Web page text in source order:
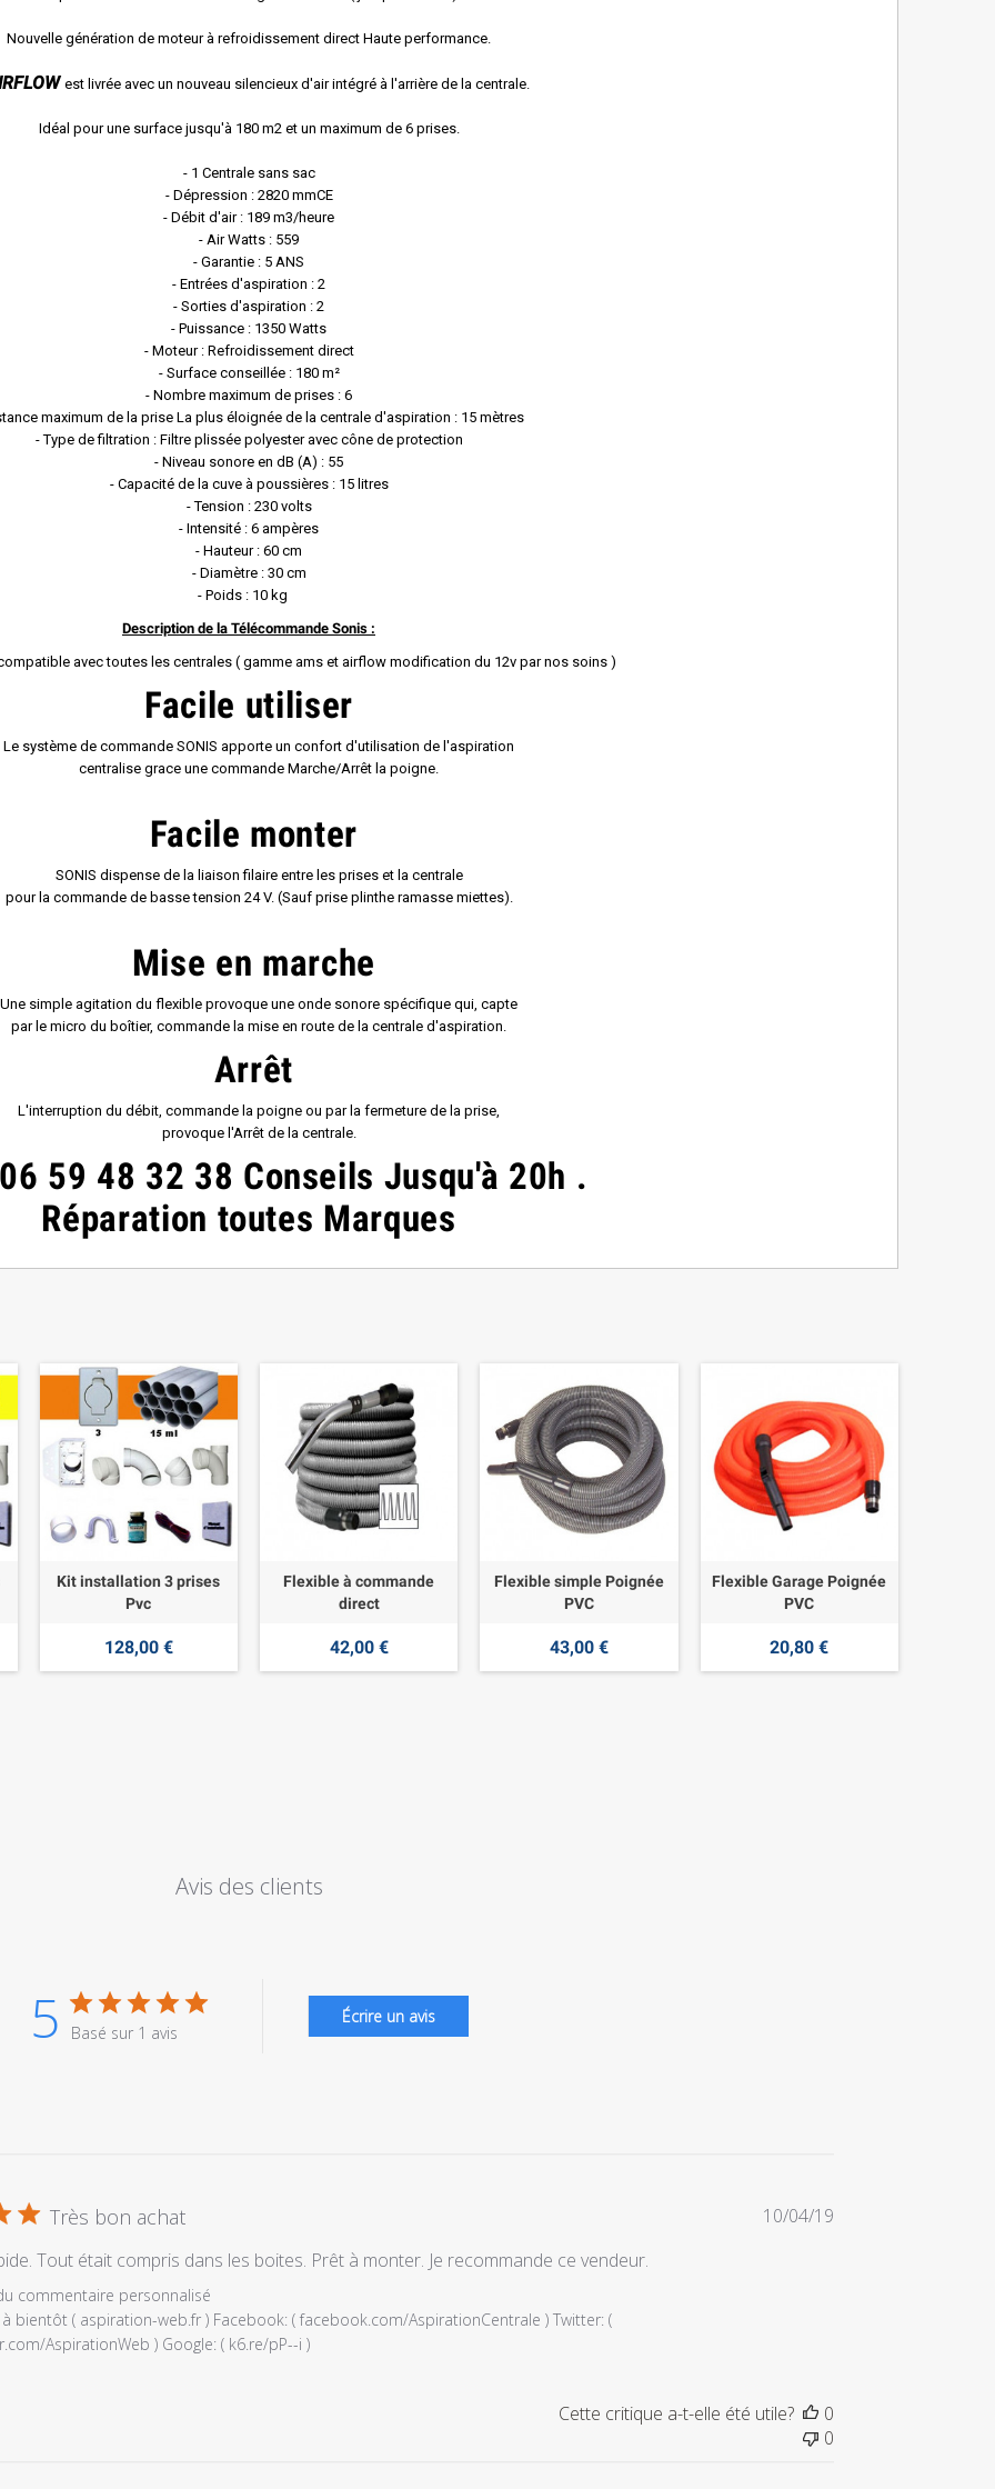
Nouvelle génération de moteur à refroidissement direct Haute performance.
est livrée avec un nouveau silencieux d'air intégré à l'arrière de la centrale.
Idéal pour une surface jusqu'à 180 m2 et un maximum de 6 prises.
- 1 Centrale sans sac
- Dépression : 2820 mmCE
- Débit d'air : 189 m3/heure
- Air Watts : 559
- Garantie : 5 ANS
- Entrées d'aspiration : 2
- Sorties d'aspiration : 2
- Puissance : 1350 Watts
- Moteur : Refroidissement direct
- Surface conseillée : 180 m²
- Nombre maximum de prises : 6
maximum de la prise La plus éloignée de la centrale d'aspiration : 15 mètres
- Type de filtration : Filtre plissée polyester avec cône de protection
- Niveau sonore en dB (A) : 55
- Capacité de la cuve à poussières : 15 litres
- Tension : 230 volts
- Intensité : 6 ampères
- Hauteur : 60 cm
- Diamètre : 30 cm
- Poids : 10 kg
Description de la Télécommande Sonis :
avec toutes les centrales ( gamme ams et airflow modification du 12v par nos soins )
Facile utiliser
système de commande SONIS apporte un confort d'utilisation de l'aspiration
centralise grace une commande Marche/Arrêt la poigne.
Facile monter
SONIS dispense de la liaison filaire entre les prises et la centrale
la commande de basse tension 24 V. (Sauf prise plinthe ramasse miettes).
Mise en marche
simple agitation du flexible provoque une onde sonore spécifique qui, capte
par le micro du boîtier, commande la mise en route de la centrale d'aspiration.
Arrêt
L'interruption du débit, commande la poigne ou par la fermeture de la prise,
provoque l'Arrêt de la centrale.
06 59 48 32 38 Conseils Jusqu'à 20h .
Réparation toutes Marques
Kit installation 3 prises
Pvc
128,00 €
Flexible à commande
direct
42,00 €
Flexible simple Poignée
PVC
43,00 €
Flexible Garage Poignée
PVC
20,80 €
Avis des clients
5 Basé sur 1 avis
Écrire un avis
Très bon achat
Tout était compris dans les boites. Prêt à monter. Je recommande ce vendeur.
commentaire personnalisé
bientôt ( aspiration-web.fr ) Facebook: ( facebook.com/AspirationCentrale ) Twitter: (
AspirationWeb ) Google: ( k6.re/pP--i )
Date
10/04/19
Cette critique a-t-elle été utile?
0
0